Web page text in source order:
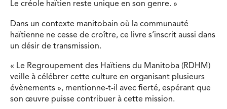
Le créole haïtien reste unique en son genre. »
Dans un contexte manitobain où la communauté
haïtienne ne cesse de croître, ce livre s’inscrit aussi dans
un désir de transmission.
« Le Regroupement des Haïtiens du Manitoba (RDHM)
veille à célébrer cette culture en organisant plusieurs
évènements », mentionne-t-il avec fierté, espérant que
son œuvre puisse contribuer à cette mission.